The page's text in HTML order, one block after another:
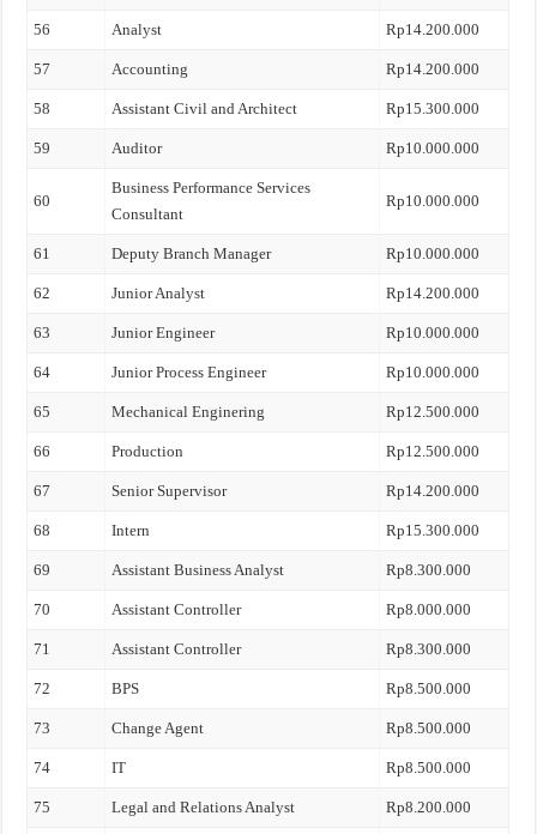
56 Analyst Rp14.200.000
57 Accounting Rp14.200.000
58 Assistant Civil and Architect Rp15.300.000
59 Auditor Rp10.000.000
60
Business Performance Services
Consultant
Rp10.000.000
61 Deputy Branch Manager Rp10.000.000
62 Junior Analyst Rp14.200.000
63 Junior Engineer Rp10.000.000
64 Junior Process Engineer Rp10.000.000
65 Mechanical Enginering Rp12.500.000
66 Production Rp12.500.000
67 Senior Supervisor Rp14.200.000
68 Intern Rp15.300.000
69 Assistant Business Analyst Rp8.300.000
70 Assistant Controller Rp8.000.000
71 Assistant Controller Rp8.300.000
72 BPS Rp8.500.000
73 Change Agent Rp8.500.000
74 IT Rp8.500.000
75 Legal and Relations Analyst Rp8.200.000